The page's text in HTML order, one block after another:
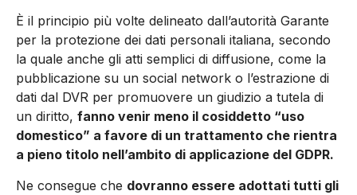
È il principio più volte delineato dall’autorità Garante
per la protezione dei dati personali italiana, secondo
la quale anche gli atti semplici di diffusione, come la
pubblicazione su un social network o l’estrazione di
dati dal DVR per promuovere un giudizio a tutela di
un diritto, fanno venir meno il cosiddetto “uso
domestico” a favore di un trattamento che rientra
a pieno titolo nell’ambito di applicazione del GDPR.
Ne consegue che dovranno essere adottati tutti gli